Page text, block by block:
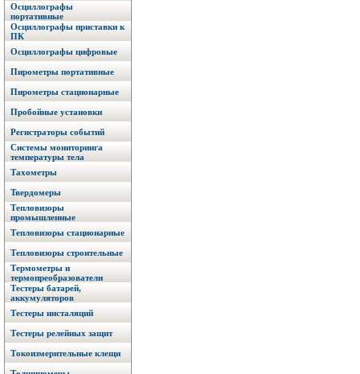
Осциллографы
портативные
Осциллографы приставки к
ПК
Осциллографы цифровые
Пирометры портативные
Пирометры стационарные
Пробойные установки
Регистраторы событий
Системы мониторинга
температуры тела
Тахометры
Твердомеры
Тепловизоры
промышленные
Тепловизоры стационарные
Тепловизоры строительные
Термометры и
термопреобразователи
Тестеры батарей,
аккумуляторов
Тестеры инсталяций
Тестеры релейных защит
Токоизмерительные клещи